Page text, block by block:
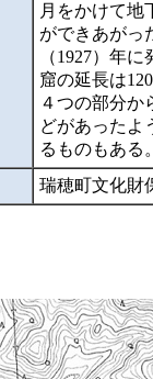
月をかけて地
ができあがっ
（1927）年
窟の延長は
４つの部分か
どがあったよ
るものもある
瑞穂町文化財